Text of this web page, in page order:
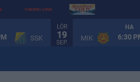
SSK
LÖR
19
SEP.
HA
MIK 6:30